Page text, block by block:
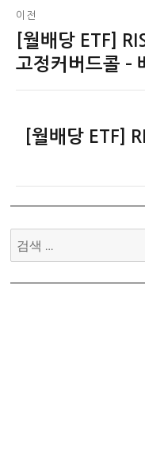
글
탐
이전
이
전
[월배당 ETF]
고정커버드콜 –
[월배당 ETF]
검
색: